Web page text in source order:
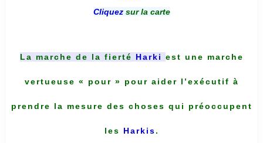
Cliquez sur la carte
La marche de la fierté Harki est une marche
vertueuse « pour » pour aider l’exécutif à
prendre la mesure des choses qui préoccupent
les Harkis.